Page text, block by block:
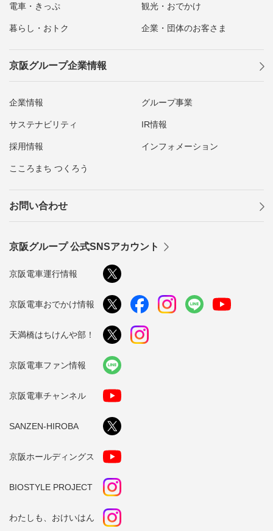
電車・きっぷ 観光・おでかけ
暮らし・おトク 企業・団体のお客さま
京阪グループ企業情報
企業情報 グループ事業
サステナビリティ IR情報
採用情報 インフォメーション
こころまち つくろう
お問い合わせ
京阪グループ 公式SNSアカウント
京阪電車運行情報
京阪電車おでかけ情報
天満橋はちけんや部！
京阪電車ファン情報
京阪電車チャンネル
SANZEN-HIROBA
京阪ホールディングス
BIOSTYLE PROJECT
わたしも、おけいはん